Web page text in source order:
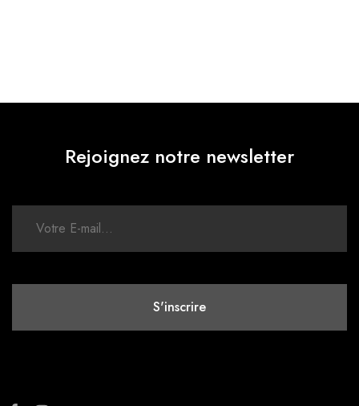
Rejoignez notre newsletter